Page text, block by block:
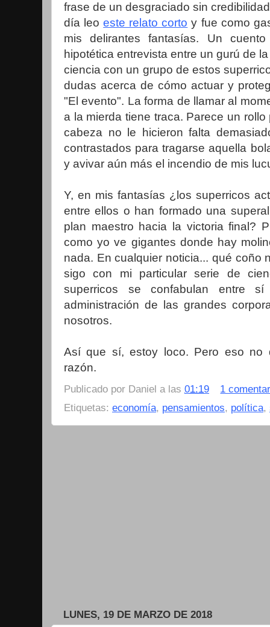
frase de un desgraciado sin
día leoeste relato corto y fue como
mis delirantes fantasías. Un
hipotética entrevista entre un gurú de
ciencia con un grupo de estos
dudas acerca de cómo actuar y
"El evento". La forma de llamar al
a la mierda tiene traca. Parece un
cabeza no le hicieron falta
contrastados para tragarse aquella
y avivar aún más el incendio de mis
Y, en mis fantasías ¿los superricos
entre ellos o han formado una
plan maestro hacia la victoria final?
como yo ve gigantes donde hay
nada. En cualquier noticia... qué coño
sigo con mi particular serie de
superricos se confabulan entre
administración de las grandes
nosotros.
Así que sí, estoy loco. Pero eso no
razón.
Publicado por Daniel a las 01:19
1
Etiquetas: economía, pensamientos, política,
LUNES, 19 DE MARZO DE 2018